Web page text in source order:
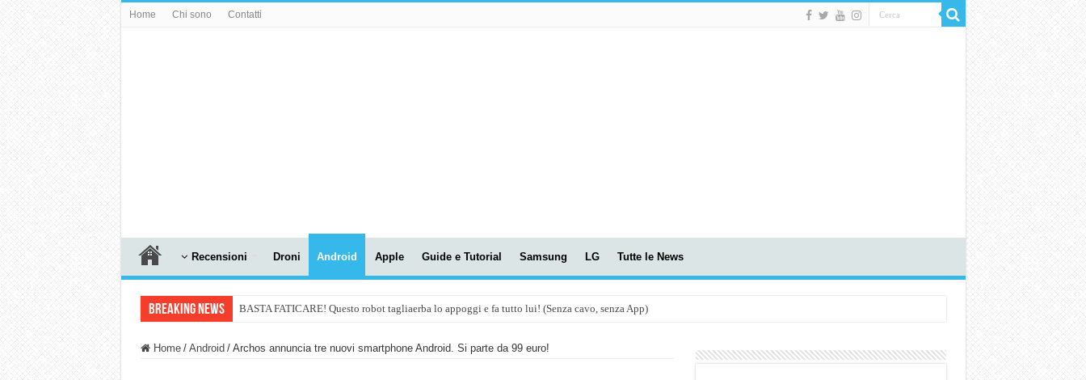
Home Chi sono Contatti
Recensioni Droni Android Apple Guide e Tutorial Samsung LG Tutte le News
Breaking News BASTA FATICARE! Questo robot tagliaerba lo appoggi e fa tutto lui! (Senza cavo, senza App)
Home / Android / Archos annuncia tre nuovi smartphone Android. Si parte da 99 euro!